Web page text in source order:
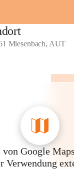
Miesenbach, AUT
Google
Verwendung